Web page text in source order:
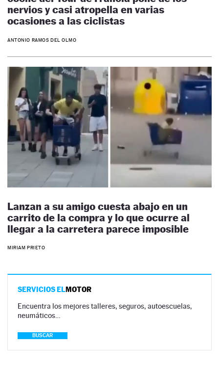
nervios y casi atropella en varias
ocasiones a las ciclistas
ANTONIO RAMOS DEL OLMO
Lanzan a su amigo cuesta abajo en un
carrito de la compra y lo que ocurre al
llegar a la carretera parece imposible
MIRIAM PRIETO
SERVICIOS ELMOTOR
Encuentra los mejores talleres, seguros, autoescuelas,
neumáticos…
BUSCAR